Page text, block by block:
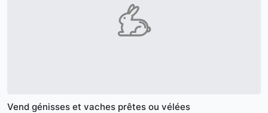
Vend génisses et vaches prêtes ou vélées